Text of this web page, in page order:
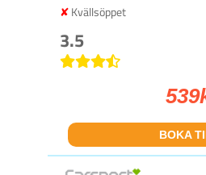
Kvällsöppet
3.5
539
BOKA